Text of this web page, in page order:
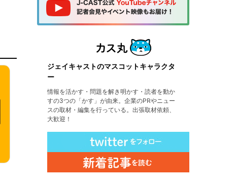
ジェイキャストのマスコットキャラクタ
ー
情報を活かす・問題を解き明かす・読者を動か
すの3つの「かす」が由来。企業のPRやニュー
スの取材・編集を行っている。出張取材依頼、
大歓迎！